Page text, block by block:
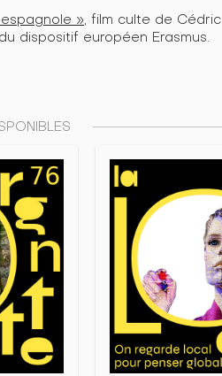
», film culte de Cédric
dispositif européen Erasmus.